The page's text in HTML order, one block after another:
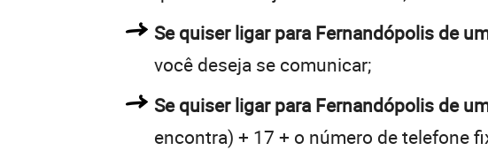
Se quiser ligar para Fernandópolis de
você deseja se comunicar;
Se quiser ligar para Fernandópolis de
encontra) + 17 + o número de telefone